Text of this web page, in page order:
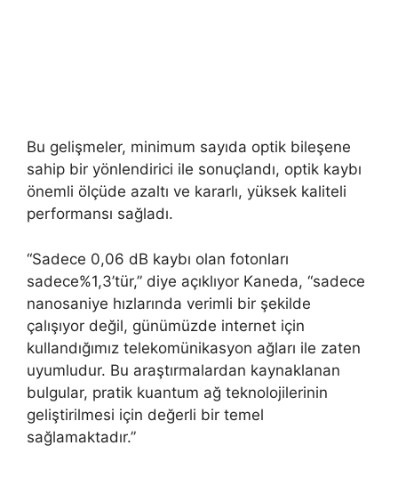
Bu gelişmeler, minimum sayıda optik bileşene
sahip bir yönlendirici ile sonuçlandı, optik kaybı
önemli ölçüde azaltı ve kararlı, yüksek kaliteli
performansı sağladı.
“Sadece 0,06 dB kaybı olan fotonları
sadece%1,3’tür,” diye açıklıyor Kaneda, “sadece
nanosaniye hızlarında verimli bir şekilde
çalışıyor değil, günümüzde internet için
kullandığımız telekomünikasyon ağları ile zaten
uyumludur. Bu araştırmalardan kaynaklanan
bulgular, pratik kuantum ağ teknolojilerinin
geliştirilmesi için değerli bir temel
sağlamaktadır.”